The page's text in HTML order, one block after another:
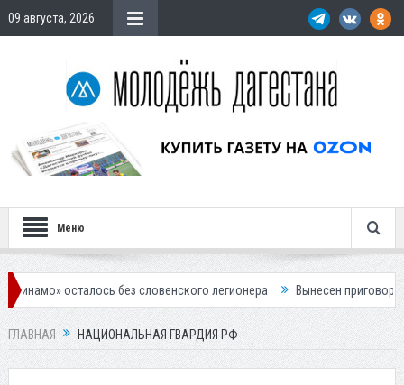
09 августа, 2026
Меню
без словенского легионера Вынесен приговор по делу о
ГЛАВНАЯ НАЦИОНАЛЬНАЯ ГВАРДИЯ РФ